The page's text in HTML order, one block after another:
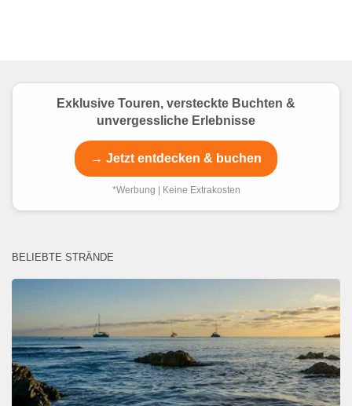
Exklusive Touren, versteckte Buchten &
unvergessliche Erlebnisse
→ Jetzt entdecken & buchen
*Werbung | Keine Extrakosten
BELIEBTE STRÄNDE